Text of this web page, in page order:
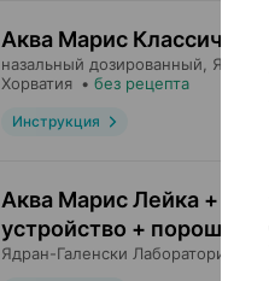
Аква Марис
назальный дозированный, Ядран-
Хорватия • без рецепта
Инструкция
Аква Марис Лейка +
устройство + порошок
Ядран-Галенски Лабораторий ,